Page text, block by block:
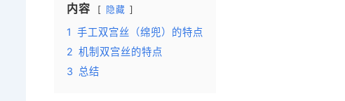
内容 隐藏
1 手工双宫丝（绵兜）的特点
2 机制双宫丝的特点
3 总结